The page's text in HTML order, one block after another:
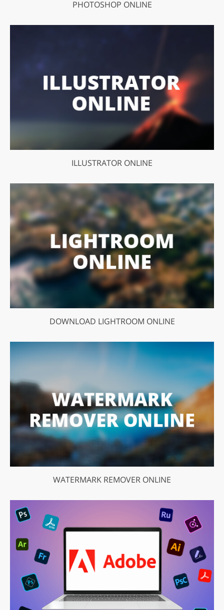
PHOTOSHOP ONLINE
ILLUSTRATOR ONLINE
DOWNLOAD LIGHTROOM ONLINE
WATERMARK REMOVER ONLINE